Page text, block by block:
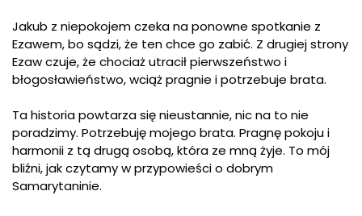
Jakub z niepokojem czeka na ponowne spotkanie z
Ezawem, bo sądzi, że ten chce go zabić. Z drugiej strony
Ezaw czuje, że chociaż utracił pierwszeństwo i
błogosławieństwo, wciąż pragnie i potrzebuje brata.
Ta historia powtarza się nieustannie, nic na to nie
poradzimy. Potrzebuję mojego brata. Pragnę pokoju i
harmonii z tą drugą osobą, która ze mną żyje. To mój
bliźni, jak czytamy w przypowieści o dobrym
Samarytaninie.